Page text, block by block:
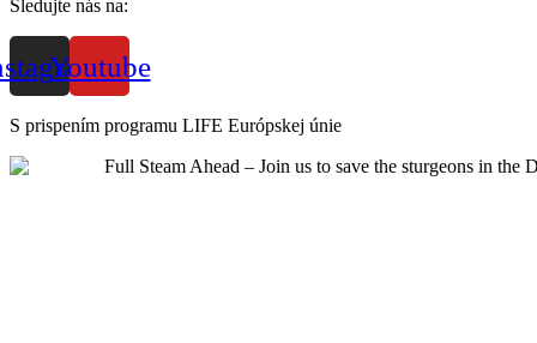
Sledujte nás na:
Youtube
S prispením programu LIFE Európskej únie